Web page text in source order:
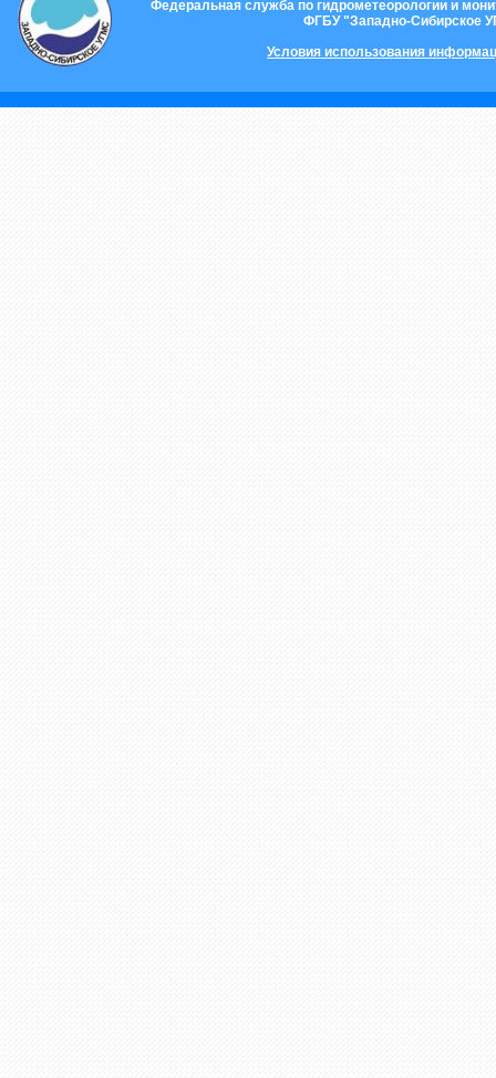
Федеральная служба по гидрометеорологии и
ФГБУ "Западно-Сибирское
Условия использования